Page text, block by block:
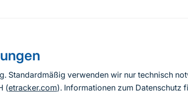
Standardmäßig verwenden wir nur technisch
(etracker.com). Informationen zum Datenschutz
Nach Angaben der an die EU
2019). Aus besonderen